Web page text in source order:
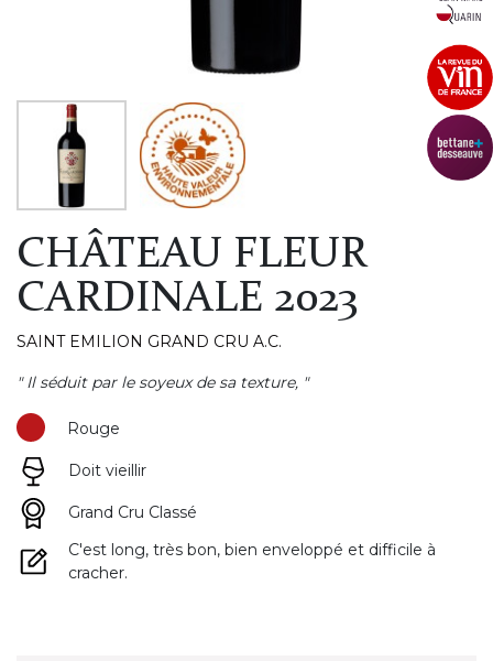
CHÂTEAU FLEUR
CARDINALE 2023
SAINT EMILION GRAND CRU A.C.
" Il séduit par le soyeux de sa texture, "
Rouge
Doit vieillir
Grand Cru Classé
C'est long, très bon, bien enveloppé et difficile à
cracher.